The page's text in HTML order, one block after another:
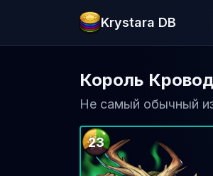
Krystara DB
Король
Не самый обычный
23